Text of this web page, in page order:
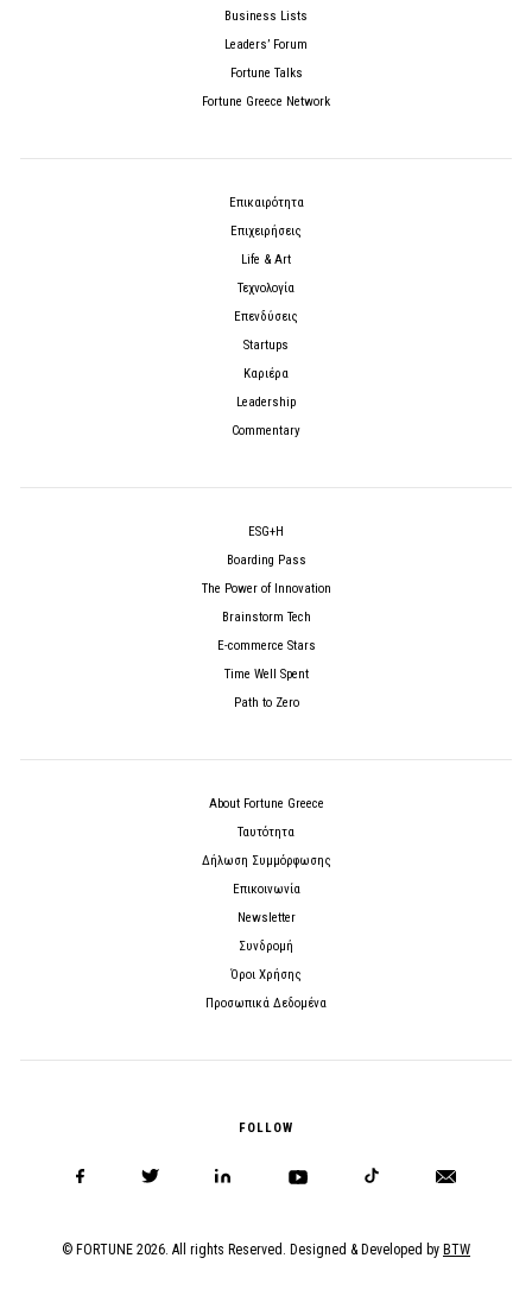
Business Lists
Leaders’ Forum
Fortune Talks
Fortune Greece Network
Επικαιρότητα
Επιχειρήσεις
Life & Art
Τεχνολογία
Επενδύσεις
Startups
Καριέρα
Leadership
Commentary
ESG+H
Boarding Pass
The Power of Innovation
Brainstorm Tech
E-commerce Stars
Time Well Spent
Path to Zero
About Fortune Greece
Ταυτότητα
Δήλωση Συμμόρφωσης
Επικοινωνία
Newsletter
Συνδρομή
Όροι Χρήσης
Προσωπικά Δεδομένα
FOLLOW
© FORTUNE 2026. All rights Reserved. Designed & Developed by BTW